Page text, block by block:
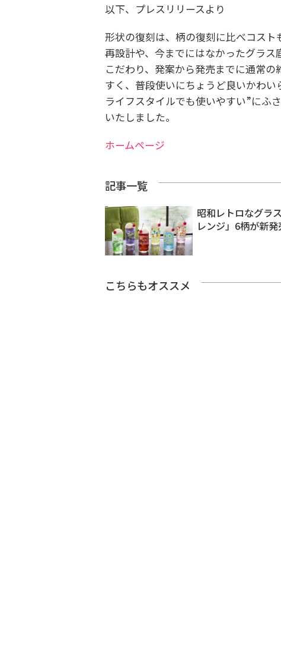
以下、プレスリリースより
形状の復刻は、柄の復刻に比べコス
再設計や、今までにはなかったグラ
こだわり、発案から発売までに通常
すく、普段使いにちょうど良いかわ
ライフスタイルでも使いやすい”にふ
いたしました。
ホームページ
記事一覧
昭和レトロなグラ
レンジ」6柄が新発
こちらもオススメ